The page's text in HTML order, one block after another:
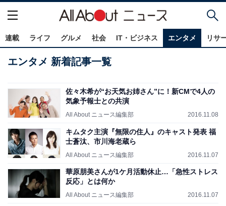
連載 ライフ グルメ 社会 IT・ビジネス エンタメ リサ
エンタメ 新着記事一覧
佐々木希が“お天気お姉さん”に！新CMで4人の
気象予報士との共演
All About ニュース編集部 2016.11.08
キムタク主演『無限の住人』のキャスト発表 福
士蒼汰、市川海老蔵ら
All About ニュース編集部 2016.11.07
華原朋美さんが1ケ月活動休止…「急性ストレス
反応」とは何か
All About ニュース編集部 2016.11.07